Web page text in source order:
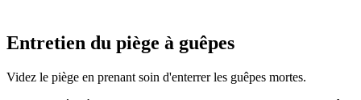
Entretien du piège à guêpes
Videz le piège en prenant soin d'enterrer les guêpes mortes.